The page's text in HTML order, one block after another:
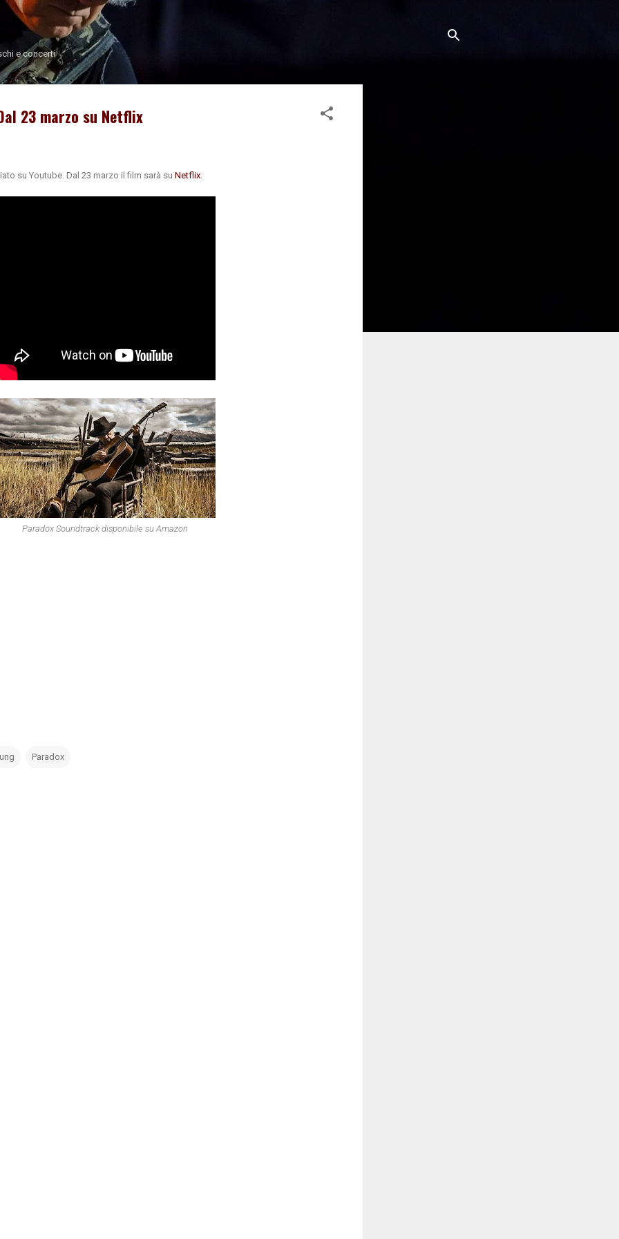
Passa ai contenuti principali
e concerti
23 marzo su Netflix
su Youtube. Dal 23 marzo il film sarà su Netflix
Paradox Soundtrack disponibile su Amazon
Paradox